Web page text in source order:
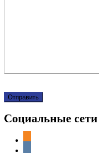
Социальные сети